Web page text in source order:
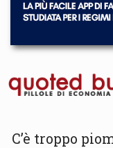
C’è troppo